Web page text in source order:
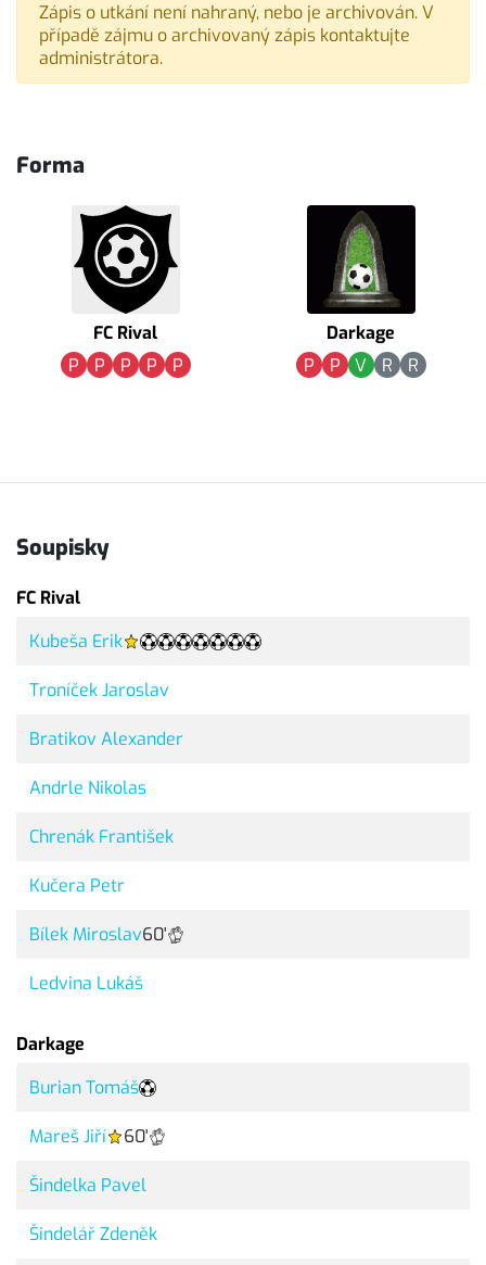
Zápis o utkání není nahraný, nebo je archivován. V
případě zájmu o archivovaný zápis kontaktujte
administrátora.
Forma
FC Rival
P
P P P P
Darkage
P
P V R R
Soupisky
FC Rival
Kubeša Erik
Troníček Jaroslav
Bratikov Alexander
Andrle Nikolas
Chrenák František
Kučera Petr
Bílek Miroslav60'
Ledvina Lukáš
Darkage
Burian Tomáš
Mareš Jiří 60'
Šindelka Pavel
Šindelář Zdeněk